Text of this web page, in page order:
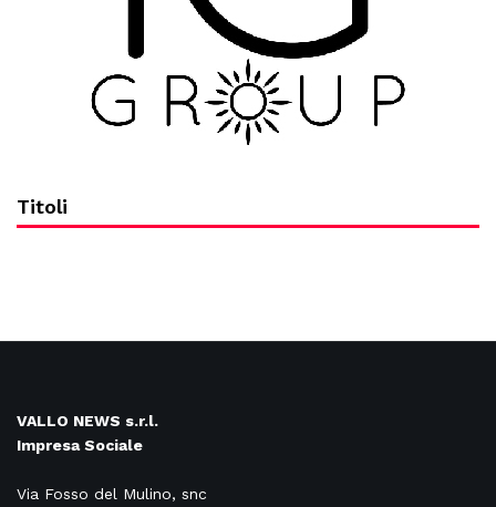
Titoli
VALLO NEWS s.r.l.
Impresa Sociale
Via Fosso del Mulino, snc